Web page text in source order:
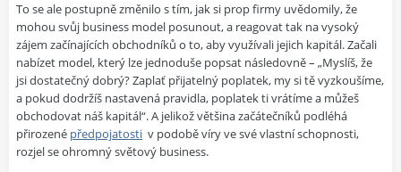
To se ale postupně změnilo s tím, jak si prop firmy uvědomily, že
mohou svůj business model posunout, a reagovat tak na vysoký
zájem začínajících obchodníků o to, aby využívali jejich kapitál. Začali
nabízet model, který lze jednoduše popsat následovně – „Myslíš, že
jsi dostatečný dobrý? Zaplať přijatelný poplatek, my si tě vyzkoušíme,
a pokud dodržíš nastavená pravidla, poplatek ti vrátíme a můžeš
obchodovat náš kapitál“. A jelikož většina začátečníků podléhá
přirozené předpojatosti v podobě víry ve své vlastní schopnosti,
rozjel se ohromný světový business.